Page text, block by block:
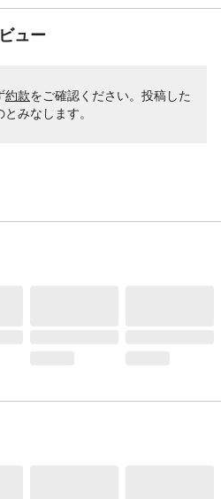
ュー
約款をご確認ください。投稿した
みなします。